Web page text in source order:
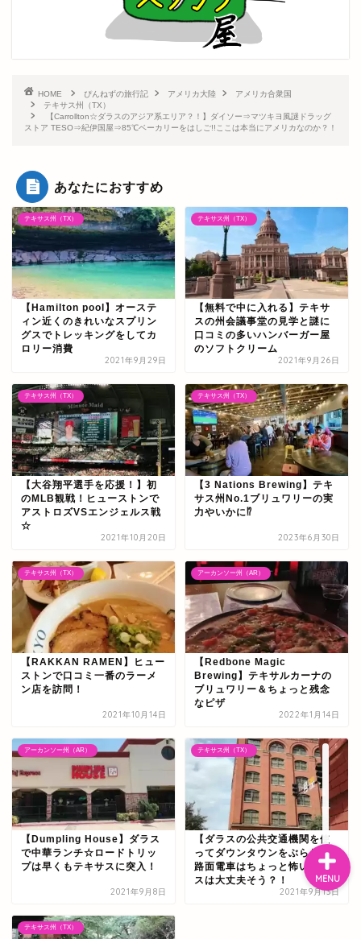
HOME ぴんねずの旅行記 アメリカ大陸
アメリカ合衆国
テキサス州（TX）
【Carrollton☆ダラスのアジア系エリア？！】ダイソー⇒マツキヨ風謎ドラッグ
ストア TESO⇒紀伊国屋⇒85℃ベーカリーをはしご!!ここは本当にアメリカなのか？！
あなたにおすすめ
テキサス州（TX）
【Hamilton pool】オーステ
ィン近くのきれいなスプリン
グスでトレッキングをしてカ
ロリー消費
2021年9月29日
テキサス州（TX）
【無料で中に入れる】テキサ
スの州会議事堂の見学と謎に
口コミの多いハンバーガー屋
のソフトクリーム
2021年9月26日
テキサス州（TX）
【大谷翔平選手を応援！】初
のMLB観戦！ヒューストンで
アストロズVSエンジェルス戦
☆
2021年10月20日
テキサス州（TX）
【3 Nations Brewing】テキ
サス州No.1ブリュワリーの実
力やいかに⁉
2023年6月30日
テキサス州（TX）
【RAKKAN RAMEN】ヒュー
ストンで口コミ一番のラーメ
ン店を訪問！
2021年10月14日
アーカンソー州（AR）
【Redbone Magic
Brewing】テキサルカーナの
ブリュワリー＆ちょっと残念
なピザ
2022年1月14日
アーカンソー州（AR）
【Dumpling House】ダラス
で中華ランチ☆ロードトリッ
プは早くもテキサスに突入！
2021年9月8日
テキサス州（TX）
【ダラスの公共交通機関を使
ってダウンタウンをぶらり】
路面電車はちょっと怖い☆バ
スは大丈夫そう？！
2021年9月13日
テキサス州（TX）
MENU
アメリカ生活ブログ
ぴんねず漫画
ぴんねず☆ごはんのレシ
ピ集
ぴんねずの旅のしおり・
日本の温泉宿